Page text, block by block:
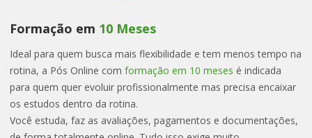
Formação em 10 Meses
Ideal para quem busca mais flexibilidade e tem menos tempo na
rotina, a Pós Online com formação em 10 meses é indicada
para quem quer evoluir profissionalmente mas precisa encaixar
os estudos dentro da rotina.
Você estuda, faz as avaliações, pagamentos e documentações,